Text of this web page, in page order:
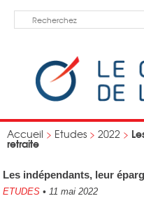
Accueil > Etudes > 2022 >
retraite
Les indépendants, leur
ETUDES • 11 mai 2022